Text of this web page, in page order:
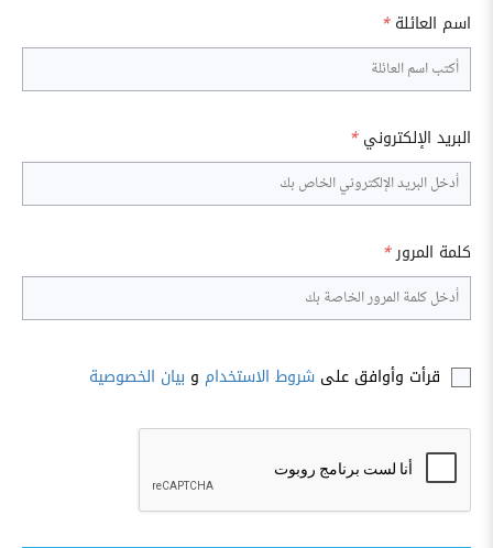
اسم العائلة *
البريد الإلكتروني *
كلمة المرور*
قرأت وأوافق على شروط الاستخدام و بيان الخصوصية